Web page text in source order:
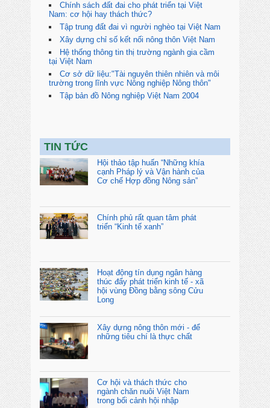
Chính sách đất đai cho phát triển tại Việt
Nam: cơ hội hay thách thức?
Tập trung đất đai vì người nghèo tại Việt Nam
Xây dựng chỉ số kết nối nông thôn Việt Nam
Hệ thống thông tin thị trường ngành gia cầm
tại Việt Nam
Cơ sở dữ liệu:"Tài nguyên thiên nhiên và môi
trường trong lĩnh vực Nông nghiệp Nông thôn"
Tập bản đồ Nông nghiệp Việt Nam 2004
TIN TỨC
Hội thảo tập huấn “Những khía
cạnh Pháp lý và Vận hành của
Cơ chế Hợp đồng Nông sản”
Chính phủ rất quan tâm phát
triển “Kinh tế xanh”
Hoạt động tín dụng ngân hàng
thúc đẩy phát triển kinh tế - xã
hội vùng Đồng bằng sông Cửu
Long
Xây dựng nông thôn mới - để
những tiêu chí là thực chất
Cơ hội và thách thức cho
ngành chăn nuôi Việt Nam
trong bối cảnh hội nhập